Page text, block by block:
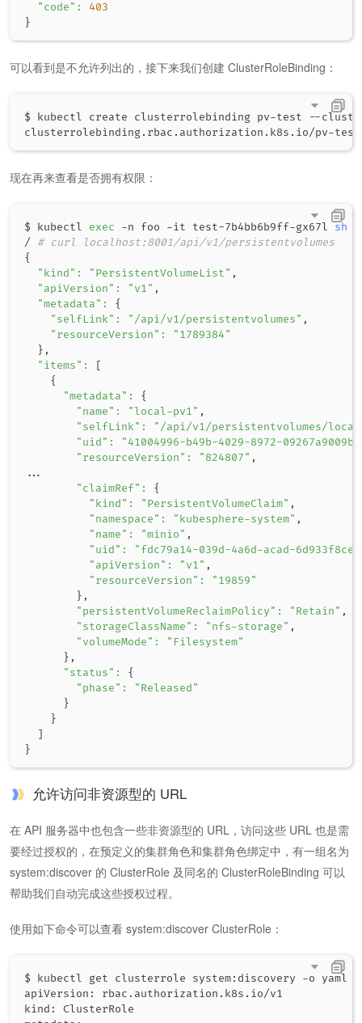
"code" :
403
}
可以看到是不允许列出的，接下来我们创建 ClusterRoleBinding：
$ kubectl create clusterrolebinding pv-test --
现在再来查看是否拥有权限：
$ kubectl exec -n foo -it test-7b4bb6b9ff-gx67l sh
/ # curl localhost:8001/api/v1/persistentvolumes
{
"kind" : "PersistentVolumeList" ,
"apiVersion" : "v1" ,
"metadata" :
{
"selfLink" : "/api/v1/persistentvolumes" ,
"resourceVersion" :
"1789384"
} ,
"items" :
[
{
"metadata" :
{
"name" : "local-pv1" ,
"selfLink" :
"/api/v1/persistentvolumes/
"uid" :
"41004996-b49b-4029-8972-
"resourceVersion" : "824807"
...
"claimRef" :
{
"kind" : "PersistentVolumeClaim" ,
"namespace" : "kubesphere-system" ,
"name" : "minio" ,
"uid" :
"fdc79a14-039d-4a6d-acad-
"apiVersion" : "v1" ,
"resourceVersion" :
"19859"
} ,
"persistentVolumeReclaimPolicy" : "Retain" ,
"storageClassName" : "nfs-storage" ,
"volumeMode" :
"Filesystem"
} ,
"status" :
{
"phase" :
"Released"
}
}
]
}
允许访问非资源型的 URL
在 API 服务器中也包含一些非资源型的 URL，访问这些 URL 也是需
要经过授权的，在预定义的集群角色和集群角色绑定中，有一组名为
system:discover 的 ClusterRole 及同名的 ClusterRoleBinding 可以
帮助我们自动完成这些授权过程。
使用如下命令可以查看 system:discover ClusterRole：
$ kubectl get clusterrole system:discovery -o yaml
apiVersion: rbac.authorization.k8s.io/v1
kind: ClusterRole